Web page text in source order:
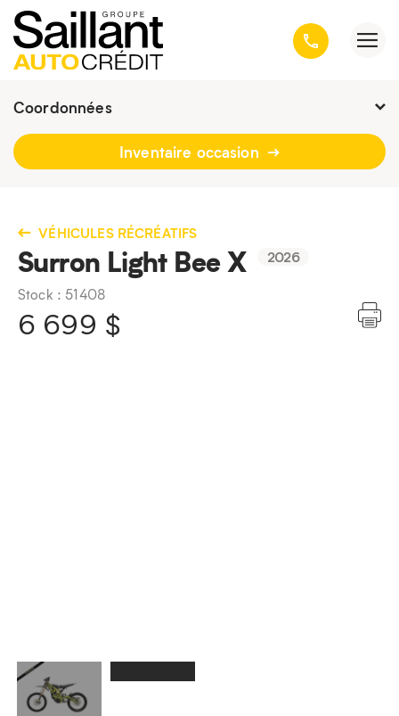
Coordonnées
9h - 16h30
418 659-6431
Inventaire occasion
VÉHICULES RÉCRÉATIFS
Surron Light Bee X 2026
Stock : 51408
6 699 $